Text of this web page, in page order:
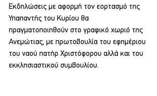
Εκδηλώσεις με αφορμή τον εορτασμό της
Υπαπαντής του Κυρίου θα
πραγματοποιηθούν στο γραφικό χωριό της
Ανεμώτιας, με πρωτοβουλία του εφημέριου
του ναού πατήρ Χριστόφορου αλλά και του
εκκλησιαστικού συμβουλίου.